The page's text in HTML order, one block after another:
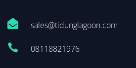
 sales@tidunglagoon.com
 08118821976